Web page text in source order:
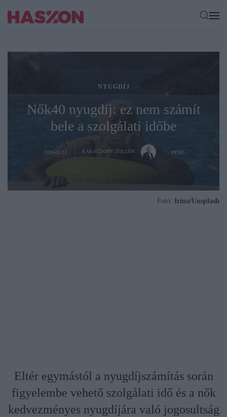
NYUGDÍJ
Nők40 nyugdíj: ez nem számít
bele a szolgálati időbe
2026-02-11 KARÁCSONY ZOLTÁN PÉNZ
Fotó: Irina/Unsplash
Eltér egymástól a nyugdíjszámítás során
figyelembe vehető szolgálati idő és a nők
kedvezményes nyugdíjára való jogosultság